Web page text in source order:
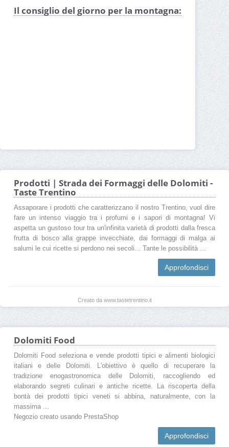
Il consiglio del giorno per la montagna:
Prodotti | Strada dei Formaggi delle Dolomiti -
Taste Trentino
Assaporare i prodotti che caratterizzano il nostro Trentino, vuol dire
fare un intenso viaggio tra i profumi e i sapori di montagna! Vi
aspetta un gustoso tour tra un'infinita varietà di prodotti dalla fresca
frutta di bosco alla grappe invecchiate, dai formaggi di malga ai
salumi le cui ricette si perdono nei secoli... Tante le possibilità ...
Approfondisci
Creato da www.tastetrentino.it
Dolomiti Food
Dolomiti Food seleziona e vende prodotti tipici e alimenti biologici
italiani e delle Dolomiti. L'obiettivo è quello di recuperare la
tradizione enogastronomica delle Dolomiti, raccogliendo ed
elaborando segreti culinari e antiche ricette. La riscoperta della
bontà dei prodotti tipici veneti si abbina, naturalmente, con la
massima ...
Negozio creato usando PrestaShop
Approfondisci